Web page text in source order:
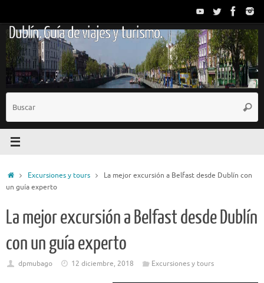
contenido
Dublín. Guía de viajes y turismo.
InicioExcursiones y tours
La mejor excursión a Belfast desde Dublín con
un guía experto
La mejor excursión a Belfast desde Dublín
con un guía experto
dpmubago 12 diciembre, 2018 Excursiones y tours